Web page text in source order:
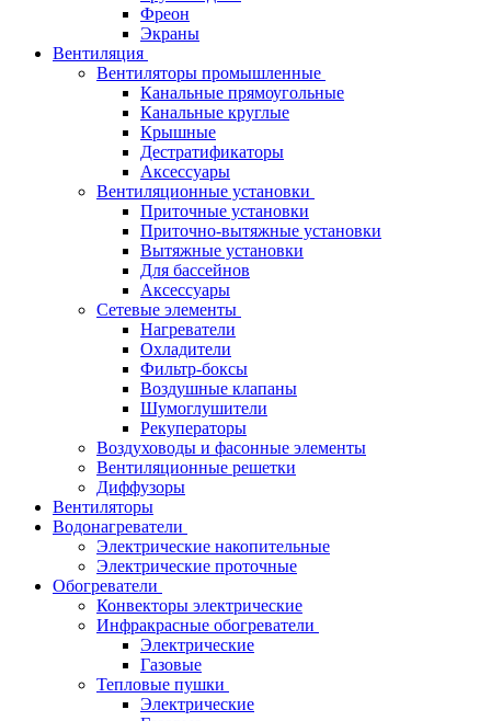
Фреон
Экраны
Вентиляция
Вентиляторы промышленные
Канальные прямоугольные
Канальные круглые
Крышные
Дестратификаторы
Аксессуары
Вентиляционные установки
Приточные установки
Приточно-вытяжные установки
Вытяжные установки
Для бассейнов
Аксессуары
Сетевые элементы
Нагреватели
Охладители
Фильтр-боксы
Воздушные клапаны
Шумоглушители
Рекуператоры
Воздуховоды и фасонные элементы
Вентиляционные решетки
Диффузоры
Вентиляторы
Водонагреватели
Электрические накопительные
Электрические проточные
Обогреватели
Конвекторы электрические
Инфракрасные обогреватели
Электрические
Газовые
Тепловые пушки
Электрические